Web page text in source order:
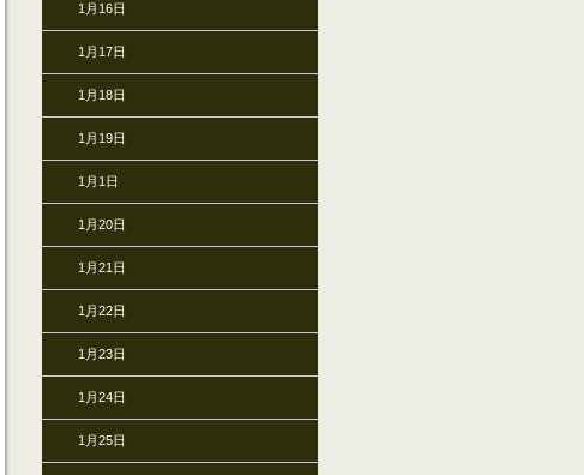
1月16日
1月17日
1月18日
1月19日
1月1日
1月20日
1月21日
1月22日
1月23日
1月24日
1月25日